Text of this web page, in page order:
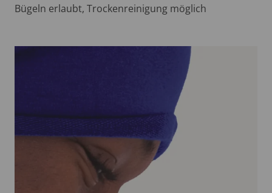
Bügeln erlaubt, Trockenreinigung möglich